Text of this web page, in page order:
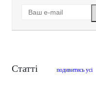
Статті подивитись усі